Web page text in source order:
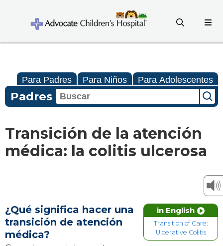
Para Padres Para Niños Para Adolescentes
Padres
Transición de la atención
médica: la colitis ulcerosa
in English
Transition of Care:
Ulcerative Colitis
¿Qué significa hacer una
transición de atención
médica?